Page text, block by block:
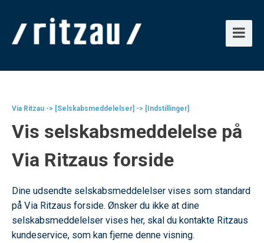
Via Ritzau -> [Selskabsmeddelelser] -> [Indstillinger]
Vis selskabsmeddelelse på
Via Ritzaus forside
Dine udsendte selskabsmeddelelser vises som standard
på Via Ritzaus forside. Ønsker du ikke at dine
selskabsmeddelelser vises her, skal du kontakte Ritzaus
kundeservice, som kan fjerne denne visning.